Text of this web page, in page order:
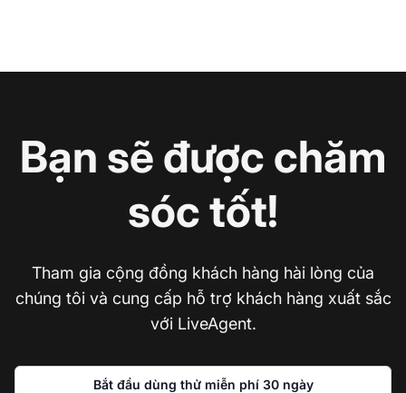
Bạn sẽ được chăm
sóc tốt!
Tham gia cộng đồng khách hàng hài lòng của
chúng tôi và cung cấp hỗ trợ khách hàng xuất sắc
với LiveAgent.
Bắt đầu dùng thử miễn phí 30 ngày